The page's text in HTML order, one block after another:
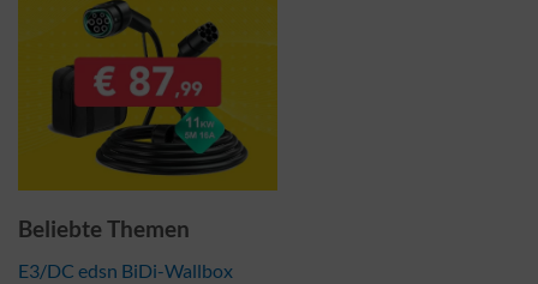
Beliebte Themen
E3/DC edsn BiDi-Wallbox